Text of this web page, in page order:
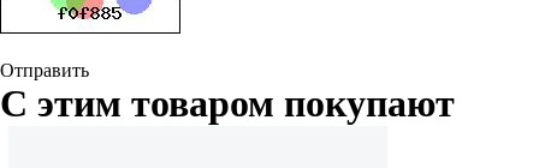
Отправить
С этим товаром покупают